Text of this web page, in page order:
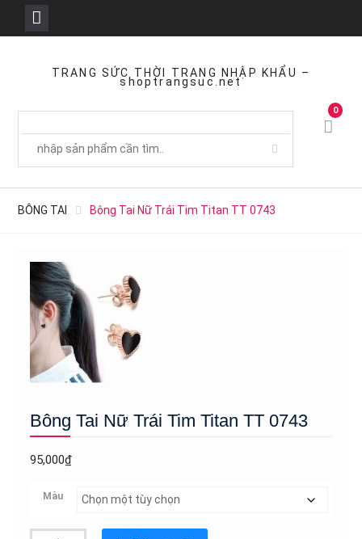
TRANG SỨC THỜI TRANG NHẬP KHẨU –
shoptrangsuc.net
0
BÔNG TAI Bông Tai Nữ Trái Tim Titan TT 0743
Bông Tai Nữ Trái Tim Titan TT 0743
95,000₫
Màu